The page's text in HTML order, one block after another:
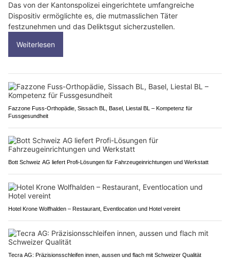
Das von der Kantonspolizei eingerichtete umfangreiche
Dispositiv ermöglichte es, die mutmasslichen Täter
festzunehmen und das Deliktsgut sicherzustellen.
Weiterlesen
Fazzone Fuss-Orthopädie, Sissach BL, Basel, Liestal BL – Kompetenz für
Fussgesundheit
Bott Schweiz AG liefert Profi-Lösungen für Fahrzeugeinrichtungen und Werkstatt
Hotel Krone Wolfhalden – Restaurant, Eventlocation und Hotel vereint
Tecra AG: Präzisionsschleifen innen, aussen und flach mit Schweizer Qualität